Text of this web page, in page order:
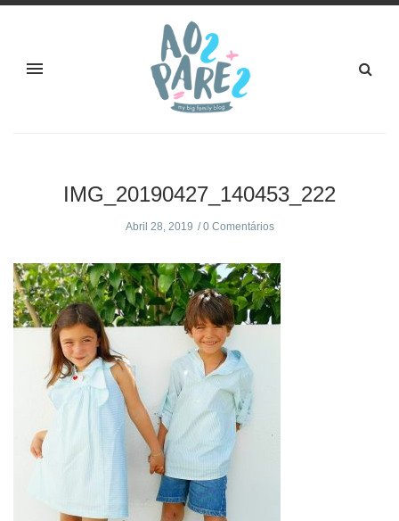
IMG_20190427_140453_222
Abril 28, 2019 0 Comentários